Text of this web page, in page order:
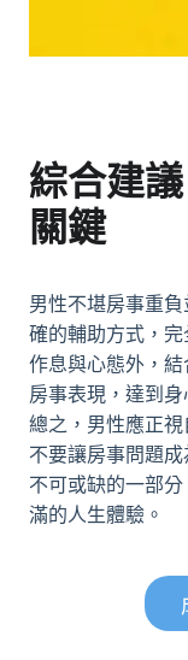
綜合建
關鍵
男性不堪房事重
確的輔助方式，
作息與心態外，結
房事表現，達到身
總之，男性應正
不要讓房事問題
不可或缺的一部
滿的人生體驗。